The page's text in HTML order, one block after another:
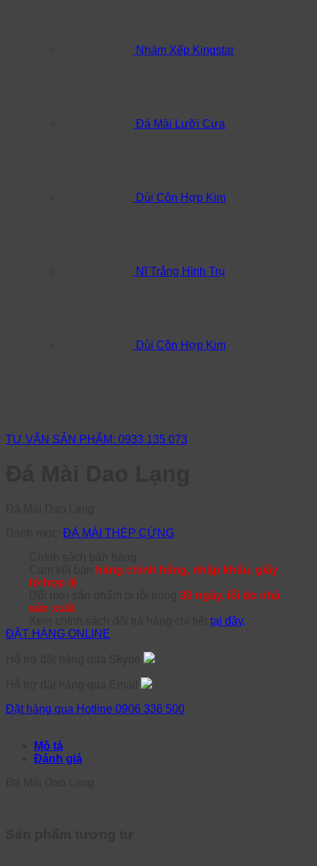
Nhám Xếp Kingstar
Đá Mài Lưỡi Cưa
Dùi Côn Hợp Kim
Nĩ Trắng Hình Trụ
Dùi Côn Hợp Kim
TƯ VẤN SẢN PHẨM: 0933 135 073
ĐÁ MÀI THÉP CỨNG
hàng chính hãng, nhập khẩu, giấy
tờ hợp lệ
30 ngày, lỗi do nhà
sản xuất
tại đây.
ĐẶT HÀNG ONLINE
Đặt hàng qua Hotline 0906 336 500
Mô tả
Đánh giá